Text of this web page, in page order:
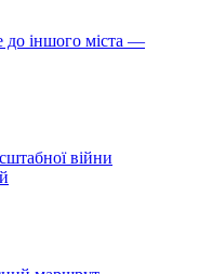
до іншого міста —
війни